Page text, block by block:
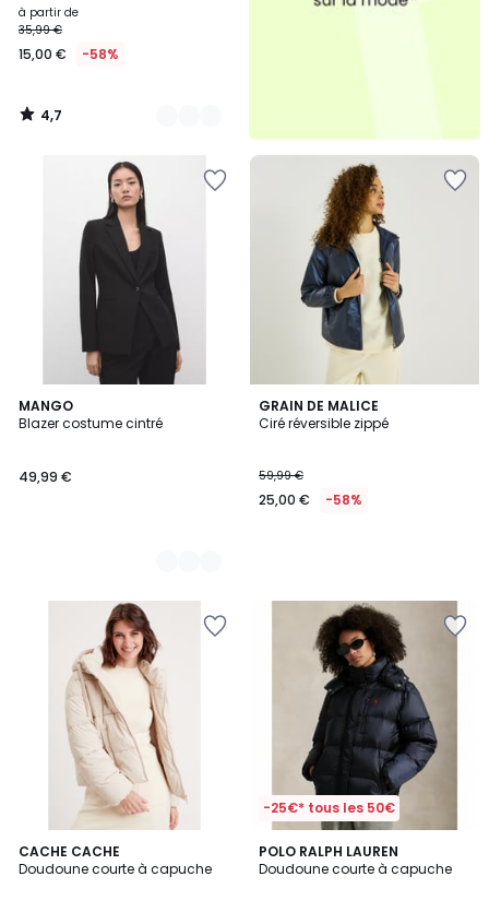
à partir de
35,99 €
15,00 € -58%
4,7
/
MANGO
Blazer costume cintré
49,99 €
3
Couleurs
GRAIN DE MALICE
Ciré réversible zippé
59,99 €
25,00 € -58%
CACHE CACHE
Doudoune courte à capuche
-25€* tous les 50€
POLO RALPH LAUREN
Doudoune courte à capuche
4,5
/ 5